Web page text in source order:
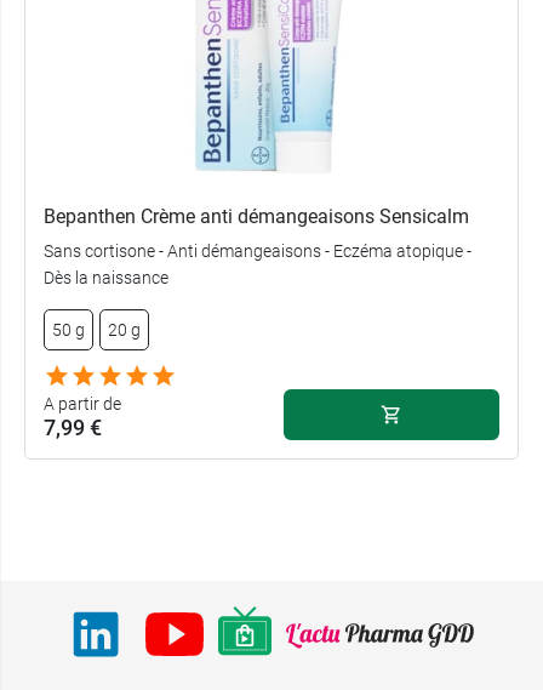
Bepanthen Crème anti démangeaisons Sensicalm
Sans cortisone - Anti démangeaisons - Eczéma atopique -
Dès la naissance
50 g 20 g
A partir de
7,99 €